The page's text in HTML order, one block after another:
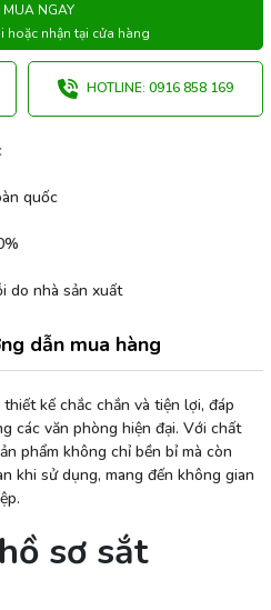
MUA NGAY
hoặc nhận tại cửa hàng
HOTLINE: 0916 858 169
quốc
do nhà sản xuất
dẫn mua hàng
kế chắc chắn và tiện lợi, đáp
các văn phòng hiện đại. Với chất
phẩm không chỉ bền bỉ mà còn
khi sử dụng, mang đến không gian
sơ sắt